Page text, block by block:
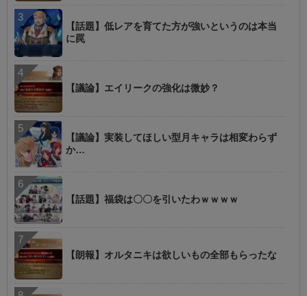
【話題】低レアを育てた方が強いというのは本当
に罠
【議論】エイリークの強化は微妙？
【議論】実装してほしい型月キャラは相変わらず
か…
【話題】福袋は〇〇を引いたわｗｗｗｗ
【朗報】オルタニキは欲しいもの全部もらったな